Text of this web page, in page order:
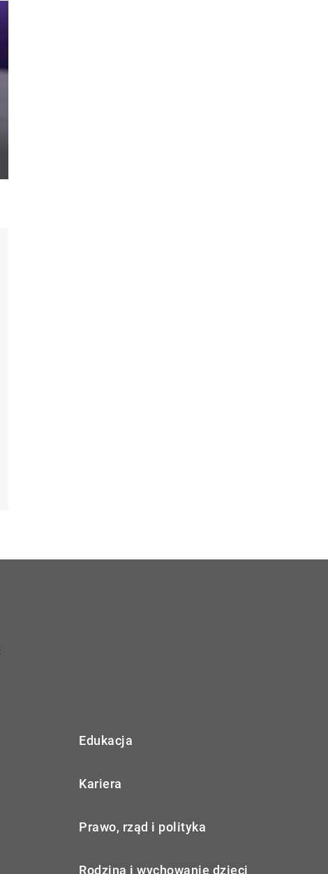
Edukacja
Kariera
Prawo, rząd i polityka
Rodzina i wychowanie dzieci